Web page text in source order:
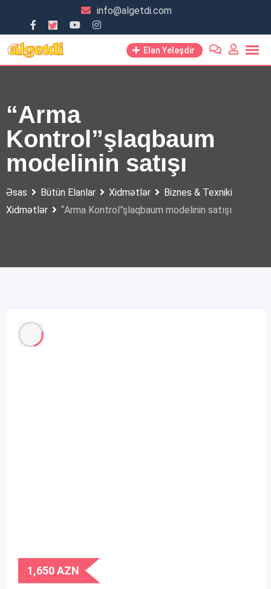
content
info@algetdi.com
Elan Yeləşdir
“Arma
Kontrol”şlaqbaum
modelinin satışı
Əsas Bütün Elanlar Xidmətlər
Biznes & Texniki
Xidmətlər
“Arma Kontrol”şlaqbaum modelinin satışı
1,650AZN